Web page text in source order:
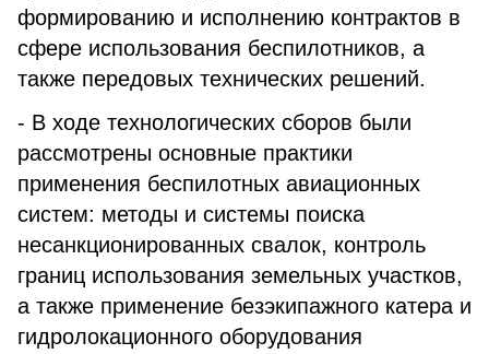
формированию и исполнению контрактов в
сфере использования беспилотников, а
также передовых технических решений.
- В ходе технологических сборов были
рассмотрены основные практики
применения беспилотных авиационных
систем: методы и системы поиска
несанкционированных свалок, контроль
границ использования земельных участков,
а также применение безэкипажного катера и
гидролокационного оборудования